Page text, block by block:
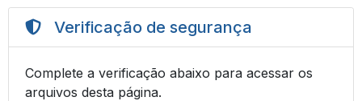
Verificação de segurança
Complete a verificação abaixo para acessar os
arquivos desta página.